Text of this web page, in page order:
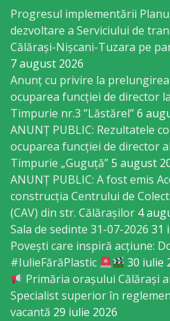
și
impozite
Raport
de
transparență
Servicii
Transport
public
Serviciu
mediator
comunitar
Progresul implementării
dezvoltare a Serviciului de
Călărași-Nișcani-Tuzara pe
7 august 2026
Anunț cu privire la
ocuparea funcţiei de director
Timpurie nr.3 ”Lăstărel”6
ANUNȚ PUBLIC: Rezultatele
ocuparea funcției de director
Timpurie „Guguță”5 august
ANUNȚ PUBLIC: A fost emis
construcția Centrului de
(CAV) din str. Călărașilor 4
Sala de sedinte 31-07-2026 31
Povești care inspiră acțiune:
#IulieFărăPlastic
30 iulie
Primăria orașului Călărași
Specialist superior în
vacantă 29 iulie 2026